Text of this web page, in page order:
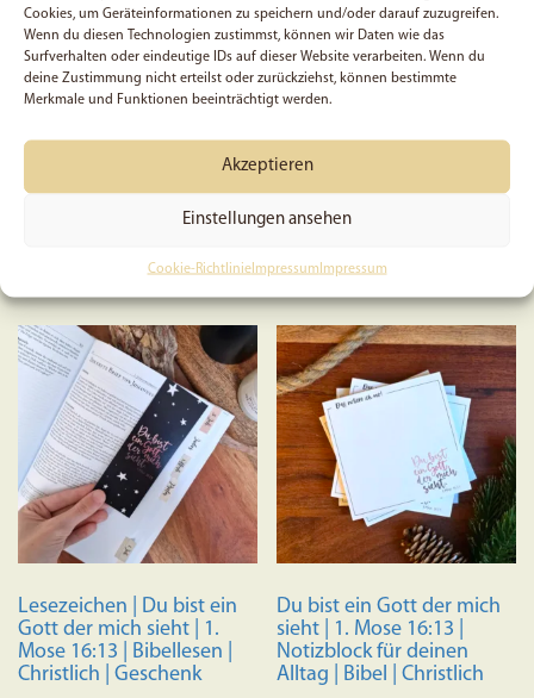
Cookies, um Geräteinformationen zu speichern und/oder darauf zuzugreifen.
Wenn du diesen Technologien zustimmst, können wir Daten wie das
Surfverhalten oder eindeutige IDs auf dieser Website verarbeiten. Wenn du
deine Zustimmung nicht erteilst oder zurückziehst, können bestimmte
Merkmale und Funktionen beeinträchtigt werden.
Akzeptieren
Einstellungen ansehen
Cookie-RichtlinieImpressum Impressum
5x Blütenkreuz – Sticker
5,99€
Ostern Sticker-Set #2
Bewertet mit
3,99€
In den Warenkorb
Lesezeichen | Du bist ein
Gott der mich sieht | 1.
Mose 16:13 | Bibellesen |
Christlich | Geschenk
Du bist ein Gott der mich
sieht | 1. Mose 16:13 |
Notizblock für deinen
Alltag | Bibel | Christlich